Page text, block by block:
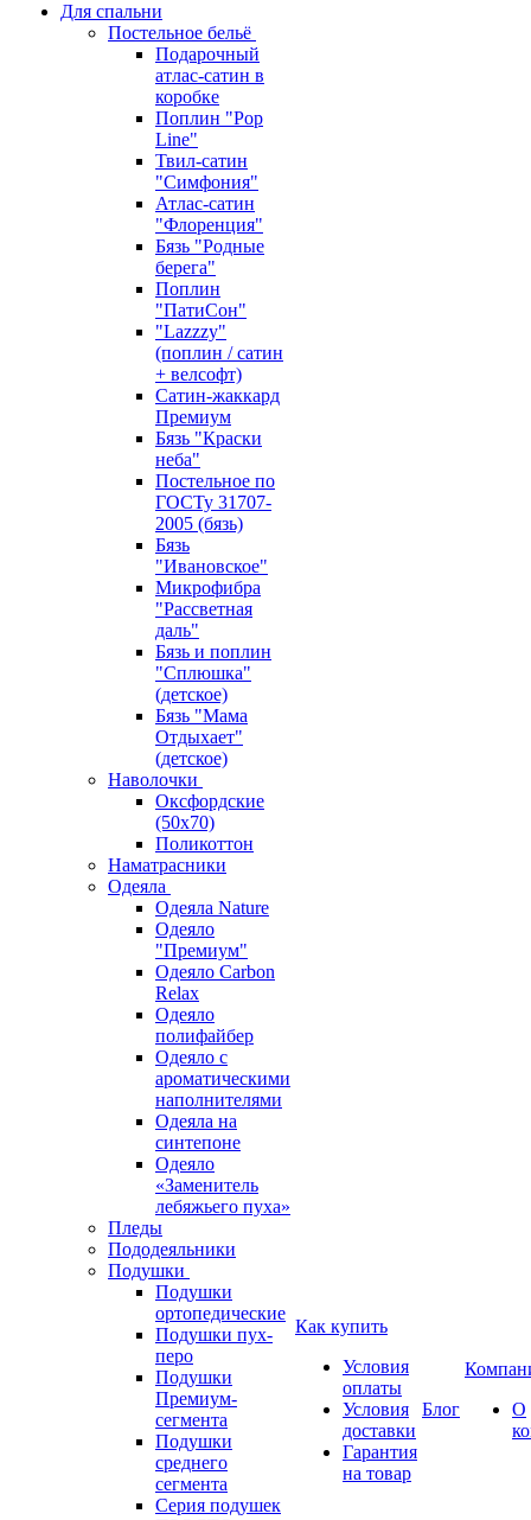
Для спальни
Постельное бельё
Подарочный
атлас-сатин в
коробке
Поплин "Pop
Line"
Твил-сатин
"Симфония"
Атлас-сатин
"Флоренция"
Бязь "Родные
берега"
Поплин
"ПатиСон"
"Lazzzy"
(поплин / сатин
+ велсофт)
Сатин-жаккард
Премиум
Бязь "Краски
неба"
Постельное по
ГОСТу 31707-
2005 (бязь)
Бязь
"Ивановское"
Микрофибра
"Рассветная
даль"
Бязь и поплин
"Сплюшка"
(детское)
Бязь "Мама
Отдыхает"
(детское)
Наволочки
Оксфордские
(50х70)
Поликоттон
Наматрасники
Одеяла
Одеяла Nature
Одеяло
"Премиум"
Одеяло Carbon
Relax
Одеяло
полифайбер
Одеяло с
ароматическими
наполнителями
Одеяла на
синтепоне
Одеяло
«Заменитель
лебяжьего пуха»
Пледы
Пододеяльники
Подушки
Подушки
ортопедические
Подушки пух-
перо
Подушки
Премиум-
сегмента
Подушки
среднего
сегмента
Серия подушек
Как купить
Условия
оплаты
Условия
доставки
Гарантия
на товар
Блог
О